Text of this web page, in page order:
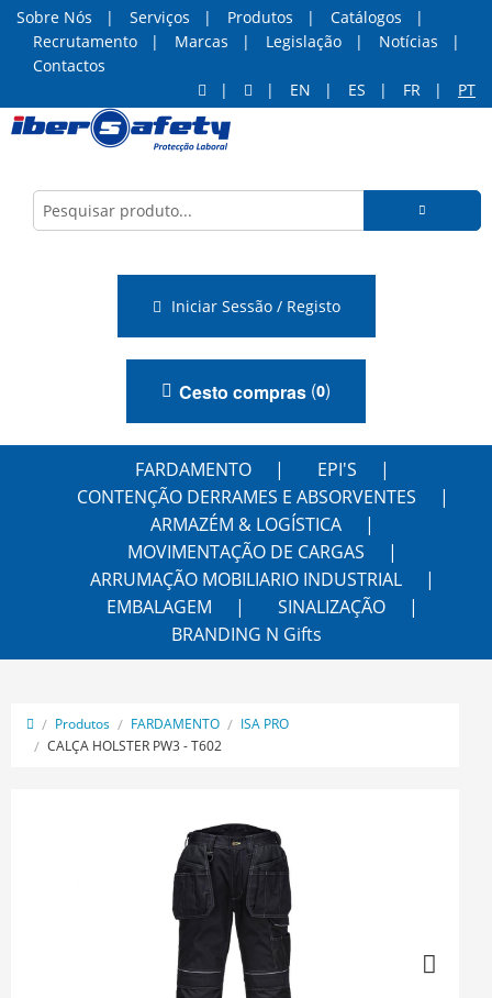
Sobre Nós Serviços Produtos
Catálogos
Recrutamento
Marcas Legislação
Notícias
Contactos
EN
ES FR PT
Iniciar Sessão / Registo
Cesto compras (0)
FARDAMENTO
EPI'S
CONTENÇÃO DERRAMES E ABSORVENTES
ARMAZÉM & LOGÍSTICA
MOVIMENTAÇÃO DE CARGAS
ARRUMAÇÃO MOBILIARIO INDUSTRIAL
EMBALAGEM
SINALIZAÇÃO
BRANDING N Gifts
Produtos FARDAMENTO
ISA PRO
CALÇA HOLSTER PW3 - T602